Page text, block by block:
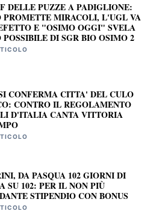
DELLE PUZZE A PADIGLIONE:
PROMETTE MIRACOLI, L'UGL VA
E "OSIMO OGGI" SVELA
POSSIBILE DI SGR BIO OSIMO 2
CONFERMA CITTA' DEL CULO
CONTRO IL REGOLAMENTO
D'ITALIA CANTA VITTORIA
DA PASQUA 102 GIORNI DI
SU 102: PER IL NON PIÙ
STIPENDIO CON BONUS